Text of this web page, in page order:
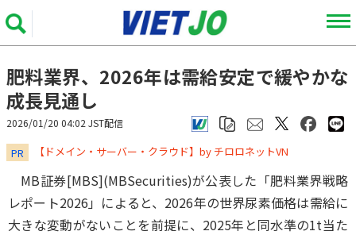
肥料業界、2026年は需給安定で緩やかな
成長見通し
2026/01/20 04:02 JST配信
PR ​​​​​​​【ドメイン・サーバー・クラウド】by チロロネットVN
MB証券[MBS](MBSecurities)が公表した「肥料業界戦略
レポート2026」によると、2026年の世界尿素価格は需給に
大きな変動がないことを前提に、2025年と同水準の1t当た